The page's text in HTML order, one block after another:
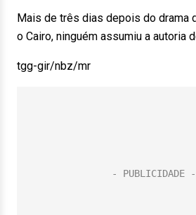
Mais de três dias depois do drama
o Cairo, ninguém assumiu a autoria
tgg-gir/nbz/mr